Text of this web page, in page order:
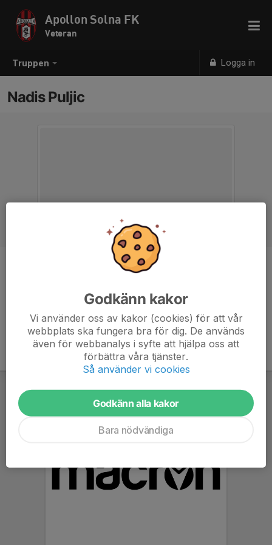
Truppen Logga in
Apollon Solna FK
Veteran
Nadis Puljic
Godkänn kakor
Vi använder oss av kakor (cookies) för att vår
webbplats ska fungera bra för dig. De används
även för webbanalys i syfte att hjälpa oss att
förbättra våra tjänster.
Så använder vi cookies
Godkänn alla kakor
Bara nödvändiga